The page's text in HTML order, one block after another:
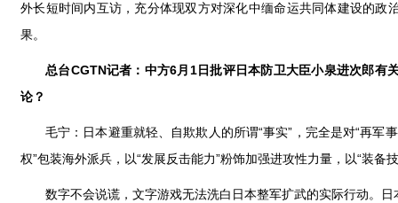
外长短时间内互访，充分体现双方对深化中缅命运共同体建设的
果。
总台CGTN记者：中方6月1日批评日本防卫大臣小泉进次郎有
论？
毛宁：日本避重就轻、自欺欺人的所谓“事实”，完全是对“再
权”包装海外派兵，以“发展反击能力”粉饰加强进攻性力量，以“装
数字不会说谎，文字游戏无法洗白日本整军扩武的实际行动。